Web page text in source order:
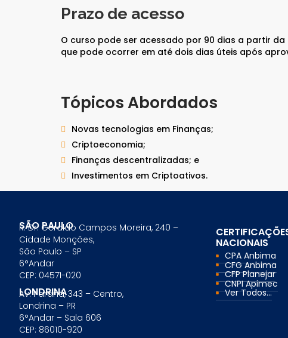
Prazo de acesso
O curso pode ser acessado por 90 dias a partir
que pode ocorrer em até dois dias úteis após
Tópicos Abordados
Novas tecnologias em Finanças;
Criptoeconomia;
Finanças descentralizadas; e
Investimentos em Criptoativos.
SÃO PAULO
R. Dr. Geraldo Campos Moreira, 240 –
Cidade Monções,
São Paulo – SP
6°Andar
CEP: 04571-020
LONDRINA
Av. Paraná, 343 – Centro,
Londrina – PR
6°Andar – Sala 606
CEP: 86010-920
NACIONAIS
CPA Anbima
CFG Anbima
CFP Planejar
CNPI Apimec
Ver Todos...